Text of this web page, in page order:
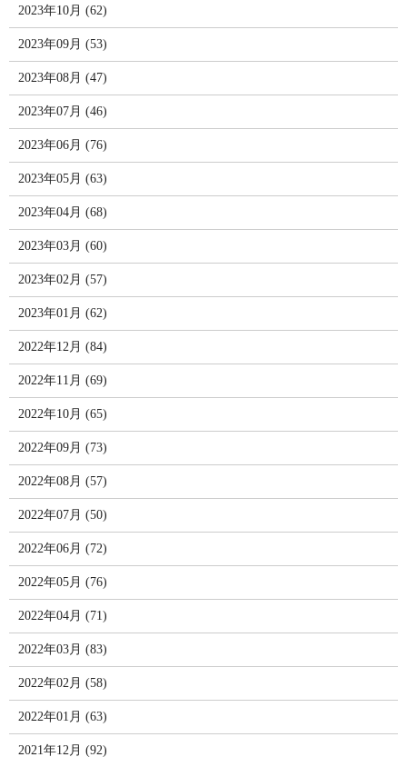
2023年10月 (62)
2023年09月 (53)
2023年08月 (47)
2023年07月 (46)
2023年06月 (76)
2023年05月 (63)
2023年04月 (68)
2023年03月 (60)
2023年02月 (57)
2023年01月 (62)
2022年12月 (84)
2022年11月 (69)
2022年10月 (65)
2022年09月 (73)
2022年08月 (57)
2022年07月 (50)
2022年06月 (72)
2022年05月 (76)
2022年04月 (71)
2022年03月 (83)
2022年02月 (58)
2022年01月 (63)
2021年12月 (92)